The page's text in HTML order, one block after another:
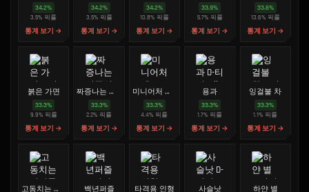
34.2%
3.5%픽률
통계 보기 →
34.2%
3.5% 픽률
통계 보기 →
34.2%
10.8% 픽률
통계 보기 →
33.9%
5.7% 픽률
통계 보기 →
33.6%
13.6% 픽률
통계 보기 →
붉은 가면
33.3%
9.9% 픽률
통계 보기 →
짜증나는 퍼즐상자
33.3%
2.2%픽률
통계 보기 →
미니어처 텐트
33.3%
4.4%픽률
통계 보기 →
용과
33.3%
1.7%픽률
통계 보기 →
잉걸불 차
33.3%
1.1%픽률
통계 보기 →
고동치는 잔여물 백년퍼즐 타격용 인형 사슬낫 하얀 별